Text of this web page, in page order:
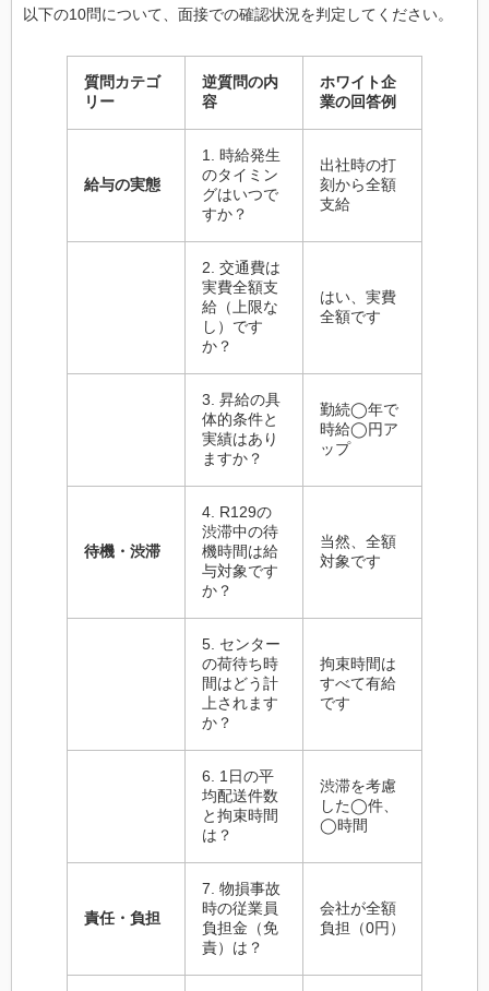
以下の10問について、面接での確認状況を判定してください。
質問カテゴ
リー
逆質問の内
容
ホワイト企
業の回答例
給与の実態
1. 時給発生
のタイミン
グはいつで
すか？
出社時の打
刻から全額
支給
2. 交通費は
実費全額支
給（上限な
し）です
か？
はい、実費
全額です
3. 昇給の具
体的条件と
実績はあり
ますか？
勤続◯年で
時給◯円ア
ップ
待機・渋滞
4. R129の
渋滞中の待
機時間は給
与対象です
か？
当然、全額
対象です
5. センター
の荷待ち時
間はどう計
上されます
か？
拘束時間は
すべて有給
です
6. 1日の平
均配送件数
と拘束時間
は？
渋滞を考慮
した◯件、
◯時間
責任・負担
7. 物損事故
時の従業員
負担金（免
責）は？
会社が全額
負担（0円）